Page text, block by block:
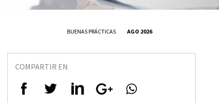
BUENAS PRÁCTICAS AGO 2026
COMPARTIR EN